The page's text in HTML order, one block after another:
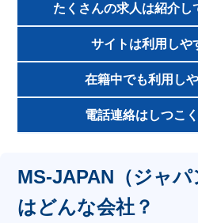
たくさんの求人は紹介し
サイトは利用しや
在籍中でも利用し
電話連絡はしつこ
MS-JAPAN（ジャ
はどんな会社？